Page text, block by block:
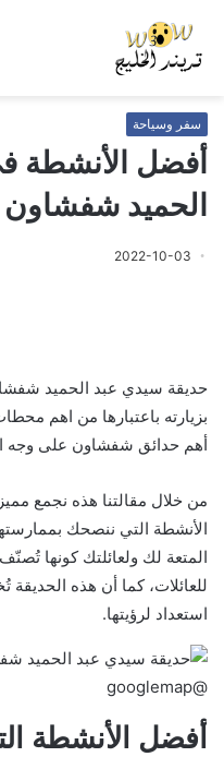
سفر وسياحة
أفضل الأنشطة
الحميد شفشاون
2022-10-03
حديقة سيدي عبد الحميد
بزيارته باعتبارها من اهم
أهم حدائق شفشاون على
من خلال مقالتنا هذه نجمع
الأنشطة التي ننصحك
المتعة لك ولعائلتك كونها
للعائلات، كما أن هذه
استعداد لرؤيتها.
@googlemap
أفضل الأنشطة